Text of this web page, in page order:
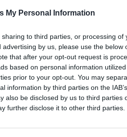
My Personal Information
to third parties, or processing of
by us, please use the below
that after your opt-out request is
based on personal information
prior to your opt-out. You may
information by third parties on the
also be disclosed by us to third parties
further disclose it to other third parties.